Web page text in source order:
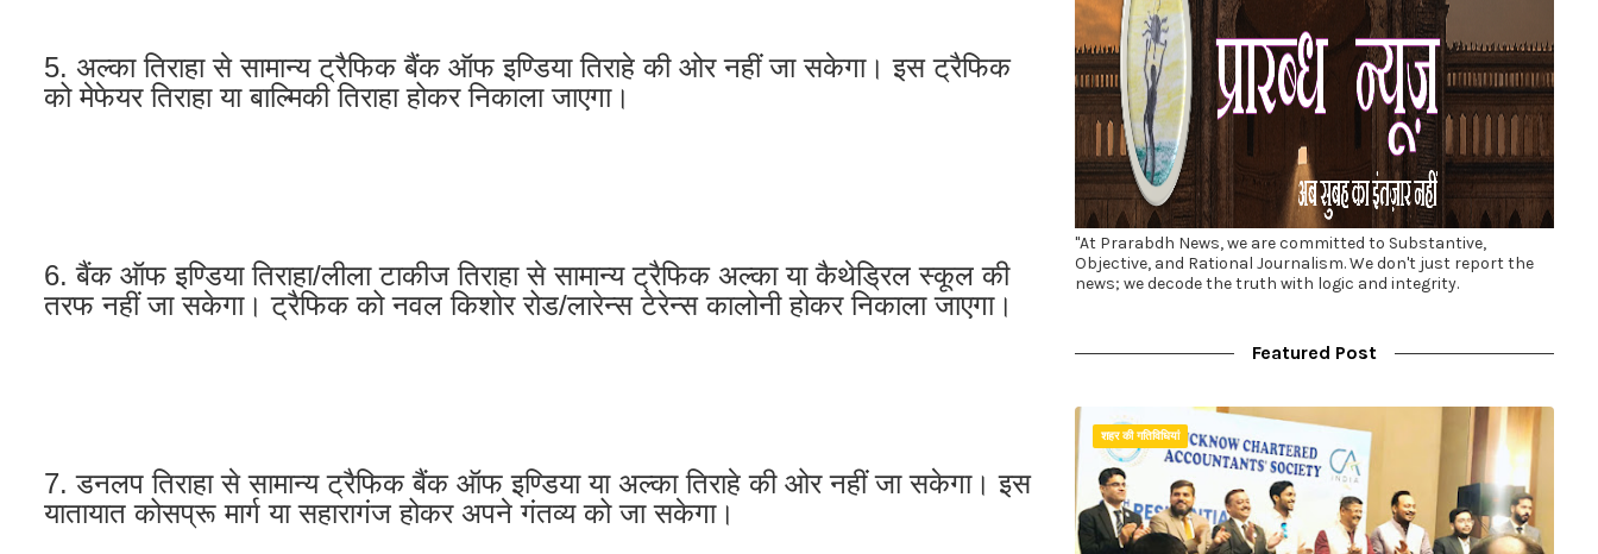
5. अल्का तिराहा से सामान्य ट्रैफिक बैंक ऑफ इण्डिया तिराहे की ओर नहीं जा सकेगा। इस ट्रैफिक
को मेफेयर तिराहा या बाल्मिकी तिराहा होकर निकाला जाएगा।
6. बैंक ऑफ इण्डिया तिराहा/लीला टाकीज तिराहा से सामान्य ट्रैफिक अल्का या कैथेड्रिल स्कूल की
तरफ नहीं जा सकेगा। ट्रैफिक को नवल किशोर रोड/लारेन्स टेरेन्स कालोनी होकर निकाला जाएगा।
7. डनलप तिराहा से सामान्य ट्रैफिक बैंक ऑफ इण्डिया या अल्का तिराहे की ओर नहीं जा सकेगा। इस
यातायात कोसप्रू मार्ग या सहारागंज होकर अपने गंतव्य को जा सकेगा।
"At Prarabdh News, we are committed to Substantive,
Objective, and Rational Journalism. We don't just report the
news; we decode the truth with logic and integrity.
Featured Post
शहर की गतिविधियां